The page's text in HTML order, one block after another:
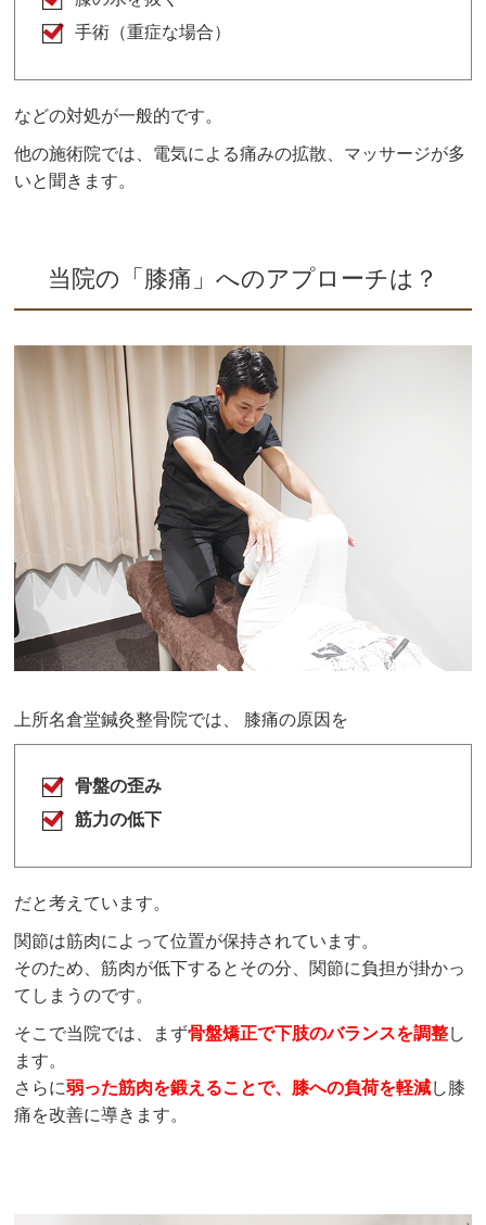
手術（重症な場合）
などの対処が一般的です。
他の施術院では、電気による痛みの拡散、マッサージが多
いと聞きます。
当院の「膝痛」へのアプローチは？
上所名倉堂鍼灸整骨院では、 膝痛の原因を
骨盤の歪み
筋力の低下
だと考えています。
関節は筋肉によって位置が保持されています。
そのため、筋肉が低下するとその分、関節に負担が掛かっ
てしまうのです。
そこで当院では、まず骨盤矯正で下肢のバランスを調整し
ます。
さらに弱った筋肉を鍛えることで、膝への負荷を軽減し膝
痛を改善に導きます。